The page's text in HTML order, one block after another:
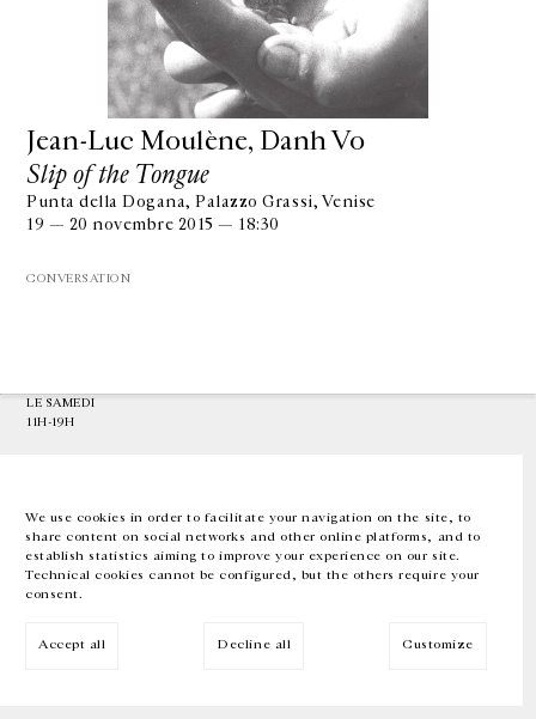
We use cookies in order to facilitate your navigation on the site, to
share content on social networks and other online platforms, and to
establish statistics aiming to improve your experience on our site.
Technical cookies cannot be configured, but the others require your
consent.
Accept all Decline all Customize
Jean-Luc Moulène, Danh Vo
Slip of the Tongue
Punta della Dogana, Palazzo Grassi, Venise
19 — 20 novembre 2015 — 18:30
CONVERSATION
GALERIE CHANTAL CROUSEL
T.+33 1 42 77 38 87
LE SAMEDI
11H-19H
EN FR 中文 Facebook Instagram
Inscrivez-vous à notre newsletter